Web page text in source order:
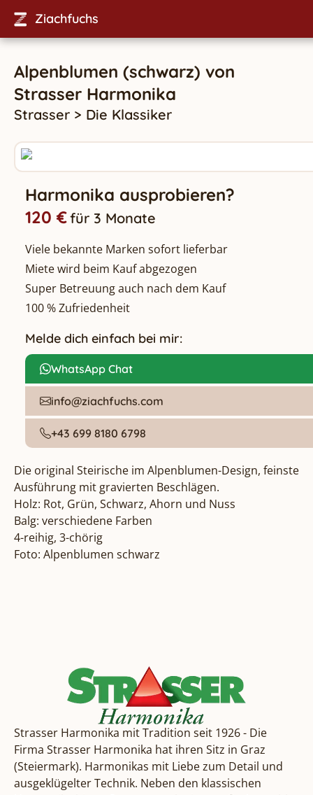
Ziachfuchs
Alpenblumen (schwarz) von
Strasser Harmonika
Strasser > Die Klassiker
Harmonika ausprobieren?
120 €für 3 Monate
Viele bekannte Marken sofort lieferbar
Miete wird beim Kauf abgezogen
Super Betreuung auch nach dem Kauf
100 % Zufriedenheit
Melde dich einfach bei mir:
WhatsApp Chat
info@ziachfuchs.com
+43 699 8180 6798
Die original Steirische im Alpenblumen-Design, feinste
Ausführung mit gravierten Beschlägen.
Holz: Rot, Grün, Schwarz, Ahorn und Nuss
Balg: verschiedene Farben
4-reihig, 3-chörig
Foto: Alpenblumen schwarz
Strasser Harmonika mit Tradition seit 1926 - Die
Firma Strasser Harmonika hat ihren Sitz in Graz
(Steiermark). Harmonikas mit Liebe zum Detail und
ausgeklügelter Technik. Neben den klassischen